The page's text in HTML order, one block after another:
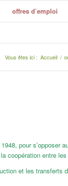
offres d’emploi
Vous êtes ici : Accueil /
pour s’opposer
coopération entre
et les transferts